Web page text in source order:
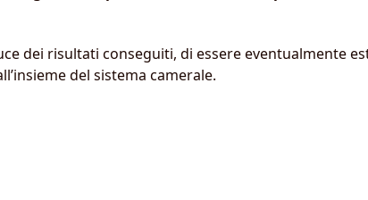
dei risultati conseguiti, di essere eventualmente
del sistema camerale.